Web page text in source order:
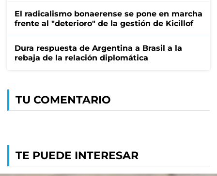
El radicalismo bonaerense se pone en marcha
frente al "deterioro" de la gestión de Kicillof
Dura respuesta de Argentina a Brasil a la
rebaja de la relación diplomática
TU COMENTARIO
TE PUEDE INTERESAR